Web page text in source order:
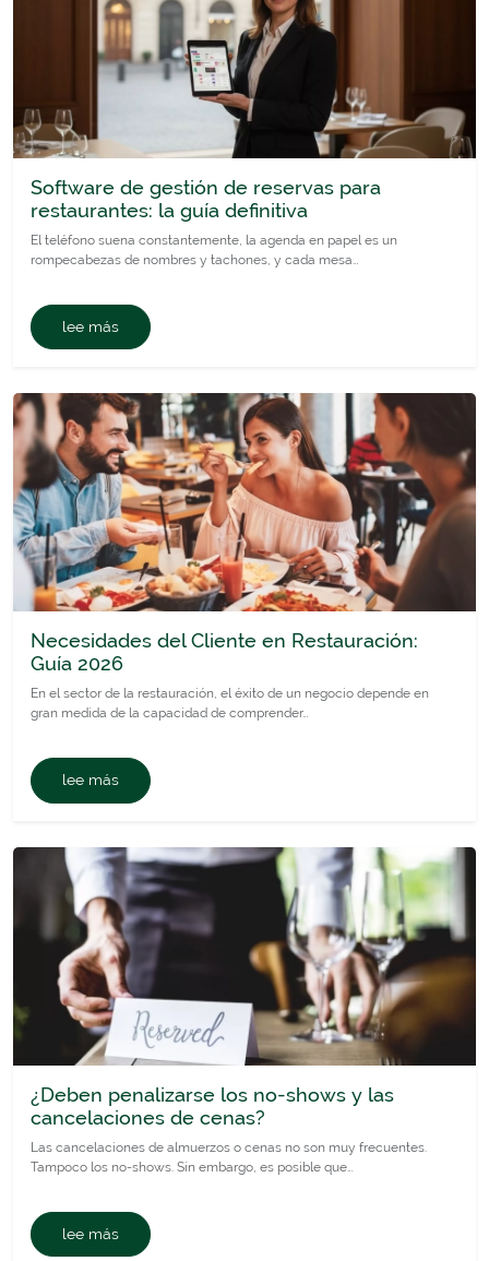
Software de gestión de reservas para
restaurantes: la guía definitiva
El teléfono suena constantemente, la agenda en papel es un
rompecabezas de nombres y tachones, y cada mesa…
lee más
Necesidades del Cliente en Restauración:
Guía 2026
En el sector de la restauración, el éxito de un negocio depende en
gran medida de la capacidad de comprender…
lee más
¿Deben penalizarse los no-shows y las
cancelaciones de cenas?
Las cancelaciones de almuerzos o cenas no son muy frecuentes.
Tampoco los no-shows. Sin embargo, es posible que…
lee más